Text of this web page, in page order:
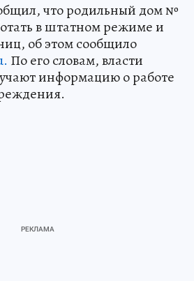
что родильный дом №
в штатном режиме и
об этом сообщило
По его словам, власти
информацию о работе